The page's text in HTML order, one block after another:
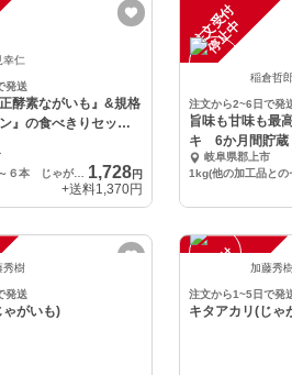
幸仁
発送
酵素ながいも』&規格
』の食べきりセッ
小サイズ長芋５～６本 じゃがいも７～１０個程度
1,728円
+送料1,370円
注
文
受
付
停
止
中
稲倉哲
注文から2~6日で発
旨味も甘味も最
キ 6か月間貯蔵
然栽培ジャガイモ
岐阜県郡上市
秀樹
発送
ゃがいも)
注
文
受
付
停
止
中 加藤秀
注文から1~5日で発
キタアカリ(じゃ